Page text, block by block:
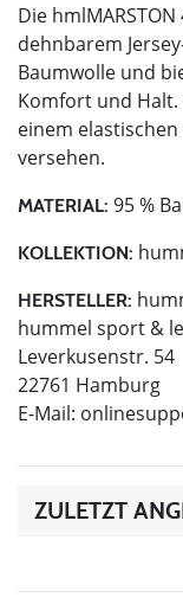
Die hmlMARSTON
dehnbarem
Baumwolle und
Komfort und
einem
versehen.
MATERIAL: 95 %
KOLLEKTION:
HERSTELLER:
hummel sport &
Leverkusenstr. 54
22761 Hamburg
E-Mail:
ZULETZT